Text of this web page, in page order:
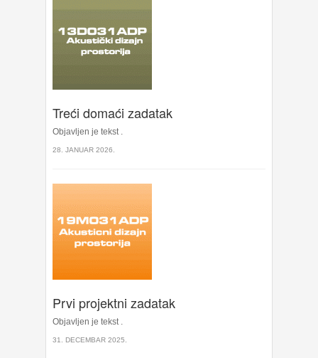
Treći domaći zadatak
Objavljen je tekst .
28. JANUAR 2026.
Prvi projektni zadatak
Objavljen je tekst .
31. DECEMBAR 2025.